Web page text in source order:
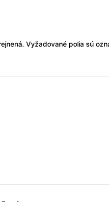
Vyžadované polia sú